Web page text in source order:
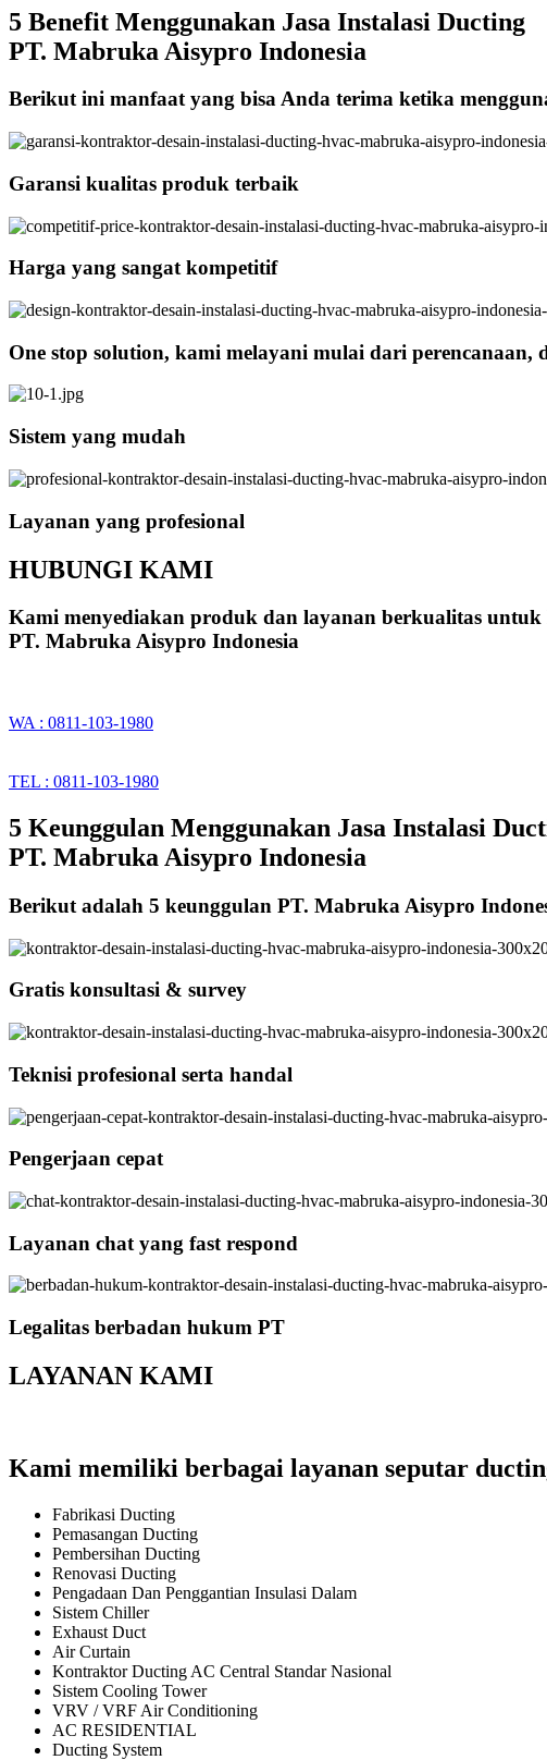
5 Benefit Menggunakan Jasa Instalasi Ducting
PT. Mabruka Aisypro Indonesia
Berikut ini manfaat yang bisa Anda terima ketika
Garansi kualitas produk terbaik
Harga yang sangat kompetitif
One stop solution, kami melayani mulai dari perencanaan,
Sistem yang mudah
Layanan yang profesional
HUBUNGI KAMI
Kami menyediakan produk dan layanan berkualitas
PT. Mabruka Aisypro Indonesia
WA : 0811-103-1980
TEL : 0811-103-1980
5 Keunggulan Menggunakan Jasa Instalasi
PT. Mabruka Aisypro Indonesia
Berikut adalah 5 keunggulan PT. Mabruka Aisypro
Gratis konsultasi & survey
Teknisi profesional serta handal
Pengerjaan cepat
Layanan chat yang fast respond
Legalitas berbadan hukum PT
LAYANAN KAMI
Kami memiliki berbagai layanan seputar
Fabrikasi Ducting
Pemasangan Ducting
Pembersihan Ducting
Renovasi Ducting
Pengadaan Dan Penggantian Insulasi Dalam
Sistem Chiller
Exhaust Duct
Air Curtain
Kontraktor Ducting AC Central Standar Nasional
Sistem Cooling Tower
VRV / VRF Air Conditioning
AC RESIDENTIAL
Ducting System